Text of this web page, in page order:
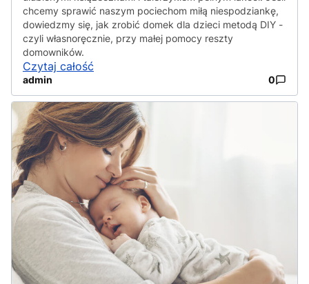
chcemy sprawić naszym pociechom miłą niespodziankę,
dowiedzmy się, jak zrobić domek dla dzieci metodą DIY -
czyli własnoręcznie, przy małej pomocy reszty
domowników.
Czytaj całość
admin 0